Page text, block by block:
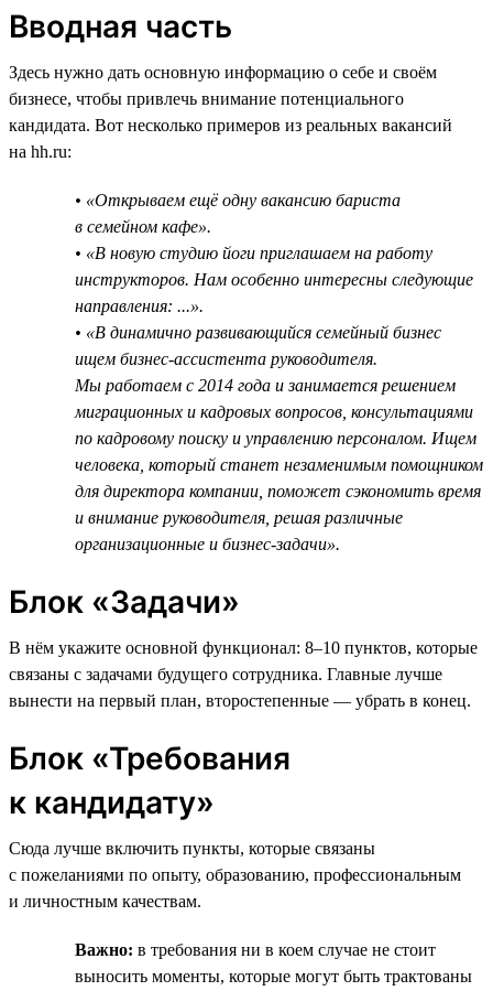
Вводная часть
Здесь нужно дать основную информацию о себе и своём
бизнесе, чтобы привлечь внимание потенциального
кандидата. Вот несколько примеров из реальных вакансий
на hh.ru:
• «Открываем ещё одну вакансию бариста
в семейном кафе».
• «В новую студию йоги приглашаем на работу
инструкторов. Нам особенно интересны следующие
направления: ...».
• «В динамично развивающийся семейный бизнес
ищем бизнес-ассистента руководителя.
Мы работаем с 2014 года и занимается решением
миграционных и кадровых вопросов, консультациями
по кадровому поиску и управлению персоналом. Ищем
человека, который станет незаменимым помощником
для директора компании, поможет сэкономить время
и внимание руководителя, решая различные
организационные и бизнес-задачи».
Блок «Задачи»
В нём укажите основной функционал: 8–10 пунктов, которые
связаны с задачами будущего сотрудника. Главные лучше
вынести на первый план, второстепенные — убрать в конец.
Блок «Требования
к кандидату»
Сюда лучше включить пункты, которые связаны
с пожеланиями по опыту, образованию, профессиональным
и личностным качествам.
Важно: в требования ни в коем случае не стоит
выносить моменты, которые могут быть трактованы